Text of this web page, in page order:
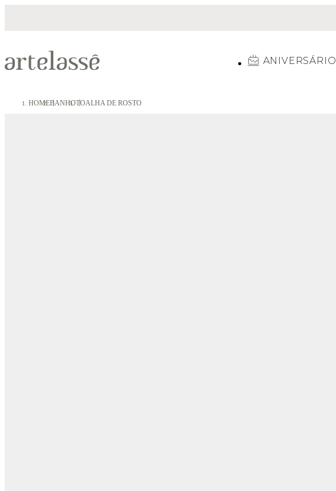
ANIVERSÁRIO
HOMEBANHOTOALHA DE ROSTO